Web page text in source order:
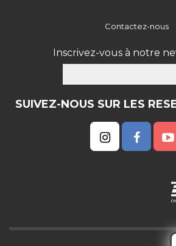
Contactez-nous
Inscrivez-vous à notre
SUIVEZ-NOUS SUR LES